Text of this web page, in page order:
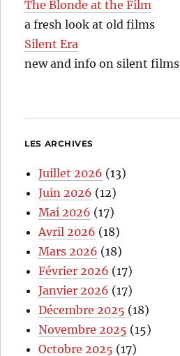
The Blonde at the Film
a fresh look at old films
Silent Era
new and info on silent films
LES ARCHIVES
Juillet 2026 (13)
Juin 2026 (12)
Mai 2026 (17)
Avril 2026 (18)
Mars 2026 (18)
Février 2026 (17)
Janvier 2026 (17)
Décembre 2025 (18)
Novembre 2025 (15)
Octobre 2025 (17)